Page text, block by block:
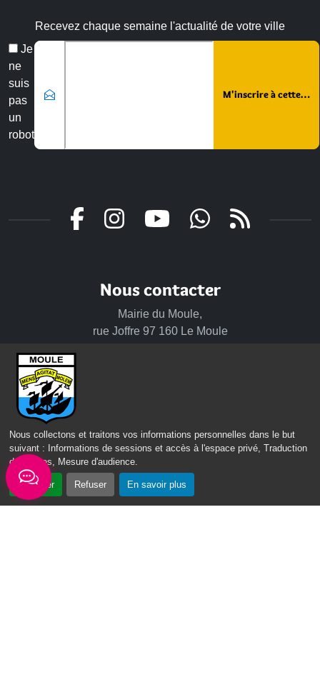
Nous collectons et traitons vos informations personnelles dans le but
suivant :
Informations de sessions et accès à l'espace privé, Traduction
des pages, Mesure d'audience.
Accepter Refuser En savoir plus
Recevez chaque semaine l'actualité de votre ville
Je
ne
suis
pas
un
robot
Email
Nous contacter
Mairie du Moule,
rue Joffre 97 160 Le Moule
Horaires d'ouverture
Lundi - mardi - jeudi :
de 8h à 13h et de 14h à 17h